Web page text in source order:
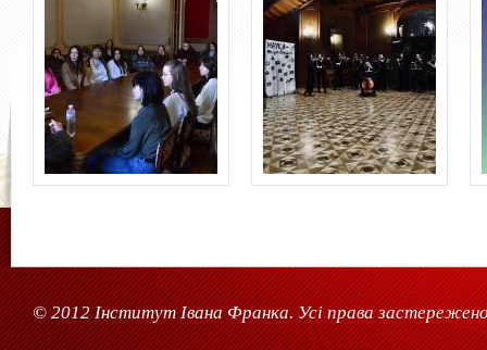
© 2012 Інститут Івана Франка. Усі права